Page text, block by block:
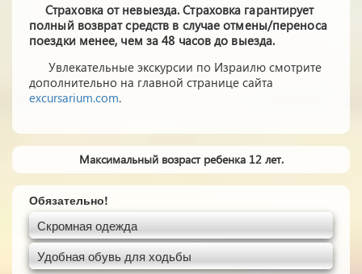
Страховка от невыезда. Страховка гарантирует
полный возврат средств в случае отмены/переноса
поездки менее, чем за 48 часов до выезда.
Увлекательные экскурсии по Израилю смотрите
дополнительно на главной странице сайта
excursarium.com.
Максимальный возраст ребенка 12 лет.
Обязательно!
Скромная одежда
Удобная обувь для ходьбы